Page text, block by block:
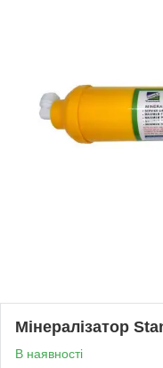
Мінералізатор
В наявності